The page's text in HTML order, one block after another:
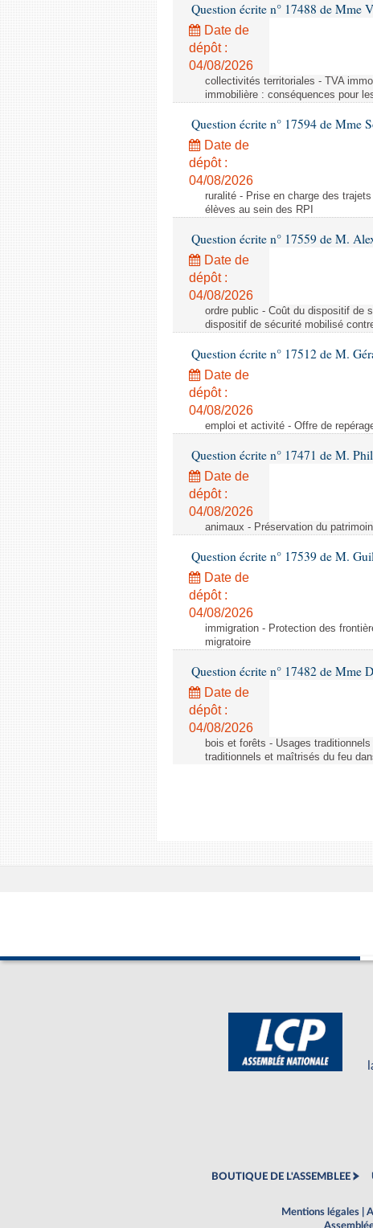
Question écrite n° 17488 de Mme
Date de
dépôt :
04/08/2026
collectivités territoriales - TVA
immobilière : conséquences pour
Question écrite n° 17594 de Mme
Date de
dépôt :
04/08/2026
ruralité - Prise en charge des
élèves au sein des RPI
Question écrite n° 17559 de M.
Date de
dépôt :
04/08/2026
ordre public - Coût du dispositif de
dispositif de sécurité mobilisé
Question écrite n° 17512 de M.
Date de
dépôt :
04/08/2026
emploi et activité - Offre de
Question écrite n° 17471 de M.
Date de
dépôt :
04/08/2026
animaux - Préservation du
Question écrite n° 17539 de M.
Date de
dépôt :
04/08/2026
immigration - Protection des
migratoire
Question écrite n° 17482 de Mme
Date de
dépôt :
04/08/2026
bois et forêts - Usages
traditionnels et maîtrisés du feu
BOUTIQUE DE L'ASSEMBLEE
Mentions légales